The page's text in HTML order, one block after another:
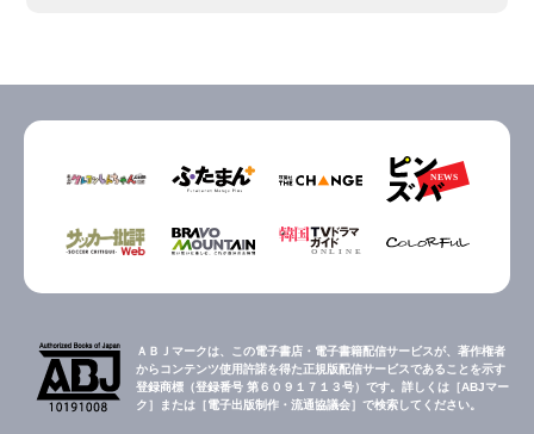
ＡＢＪマークは、この電子書店・電子書籍配信サービスが、著作権者
からコンテンツ使用許諾を得た正規版配信サービスであることを示す
登録商標（登録番号 第６０９１７１３号）です。詳しくは［ABJマー
ク］または［電子出版制作・流通協議会］で検索してください。